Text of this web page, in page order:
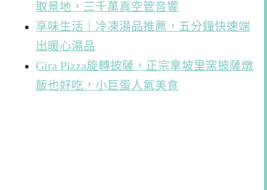
取景地，三千萬真空管音響
享味生活｜冷凍湯品推薦，五分鐘快速端
出暖心湯品
Gira Pizza旋轉披薩，正宗拿坡里窯披薩燉
飯也好吃，小巨蛋人氣美食